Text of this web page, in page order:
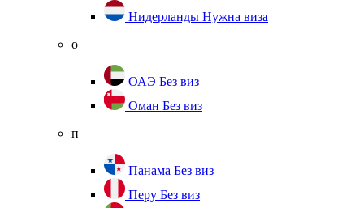
Нидерланды Нужна виза
о
ОАЭ Без виз
Оман Без виз
п
Панама Без виз
Перу Без виз